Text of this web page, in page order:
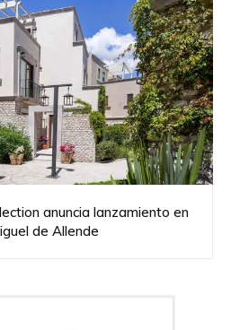
anuncia lanzamiento en
de Allende